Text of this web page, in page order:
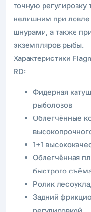
точную регулировку
нелишним при
шнурами, а также
экземпляров рыбы.
Характеристики
RD:
Фидерная
рыболовов
Облегчённые
1+1
Облегчённая
быстрого
Ролик
Задний
регулировкой